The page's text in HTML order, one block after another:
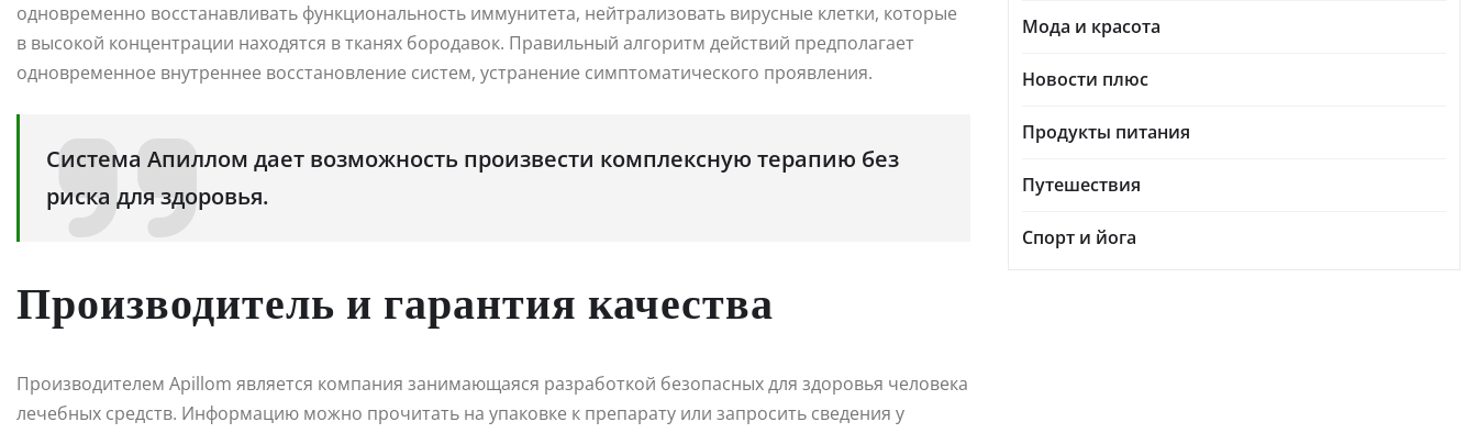
одновременно восстанавливать функциональность иммунитета, нейтрализовать вирусные клетки, которые
в высокой концентрации находятся в тканях бородавок. Правильный алгоритм действий предполагает
одновременное внутреннее восстановление систем, устранение симптоматического проявления.
Система Апиллом дает возможность произвести комплексную терапию без
риска для здоровья.
Производитель и гарантия качества
Производителем Apillom является компания занимающаяся разработкой безопасных для здоровья человека
лечебных средств. Информацию можно прочитать на упаковке к препарату или запросить сведения у
Мода и красота
Новости плюс
Продукты питания
Путешествия
Спорт и йога